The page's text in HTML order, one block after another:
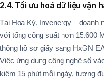
2.4. Tối ưu hoá dữ liệu vận
Tại Hoa Kỳ, Invenergy – doanh
với tổng công suất hơn 15.600
thống hồ sơ giấy sang HxGN
Việc ứng dụng công nghệ số
kiệm 15 phút mỗi ngày, tương